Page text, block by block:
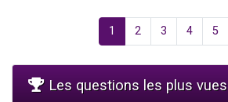
1 2 3 4 5
Les questions les plus vues